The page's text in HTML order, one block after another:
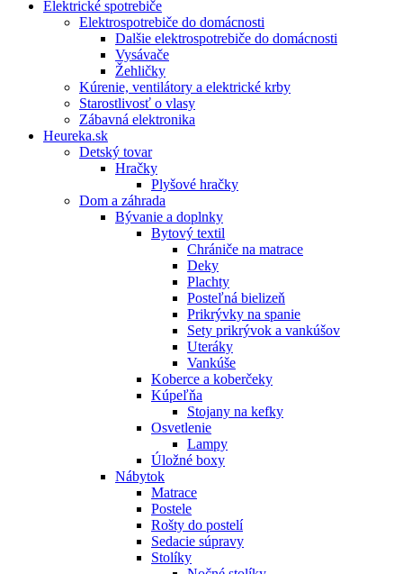
Elektrické spotrebiče
Elektrospotrebiče do domácnosti
Dalšie elektrospotrebiče do domácnosti
Vysávače
Žehličky
Kúrenie, ventilátory a elektrické krby
Starostlivosť o vlasy
Zábavná elektronika
Heureka.sk
Detský tovar
Hračky
Plyšové hračky
Dom a záhrada
Bývanie a doplnky
Bytový textil
Chrániče na matrace
Deky
Plachty
Posteľná bielizeň
Prikrývky na spanie
Sety prikrývok a vankúšov
Uteráky
Vankúše
Koberce a koberčeky
Kúpeľňa
Stojany na kefky
Osvetlenie
Lampy
Úložné boxy
Nábytok
Matrace
Postele
Rošty do postelí
Sedacie súpravy
Stolíky